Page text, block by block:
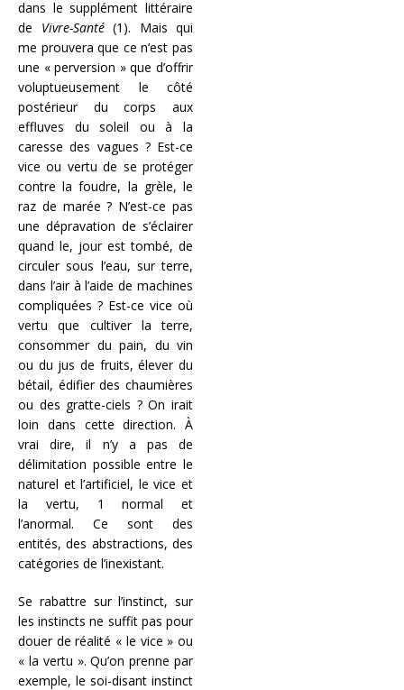
dans le supplément littéraire
de Vivre-Santé(1). Mais qui
me prouvera que ce n’est pas
une « perversion » que d’offrir
voluptueusement le côté
postérieur du corps aux
effluves du soleil ou à la
caresse des vagues ? Est-ce
vice ou vertu de se protéger
contre la foudre, la grèle, le
raz de marée ? N’est-ce pas
une dépravation de s’éclairer
quand le, jour est tombé, de
circuler sous l’eau, sur terre,
dans l’air à l’aide de machines
compliquées ? Est-ce vice où
vertu que cultiver la terre,
consommer du pain, du vin
ou du jus de fruits, élever du
bétail, édifier des chaumières
ou des gratte-ciels ? On irait
loin dans cette direction. À
vrai dire, il n’y a pas de
délimitation possible entre le
naturel et l’artificiel, le vice et
la vertu, 1 normal et
l’anormal. Ce sont des
entités, des abstractions, des
catégories de l’inexistant.
Se rabattre sur l’instinct, sur
les instincts ne suffit pas pour
douer de réalité « le vice » ou
« la vertu ». Qu’on prenne par
exemple, le soi-disant instinct